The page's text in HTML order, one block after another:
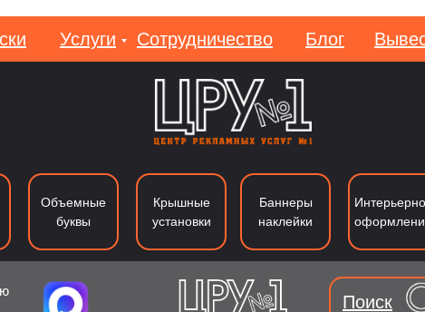
Услуги Сотрудничество Блог
Объемные
буквы
Крышные
установки
Баннеры
наклейки
Поиск